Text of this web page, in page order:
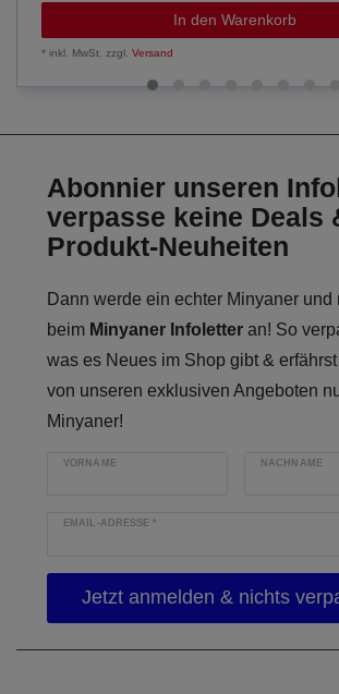
In den Warenkorb
*inkl. MwSt. zzgl.Versand
Abonnier unseren
verpasse keine Deals
Produkt-Neuheiten
Dann werde ein echter Minyaner und
beim Minyaner Infoletter an! So
was es Neues im Shop gibt &
von unseren exklusiven Angeboten
Minyaner!
VORNAME NACHNAME
EMAIL-ADRESSE*